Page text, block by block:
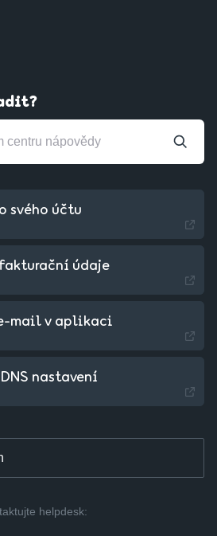
svého účtu
údaje
mail v aplikaci
nastavení
helpdesk: